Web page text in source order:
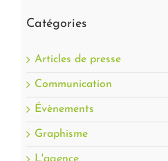
Catégories
Articles de presse
Communication
Évènements
Graphisme
L'agence